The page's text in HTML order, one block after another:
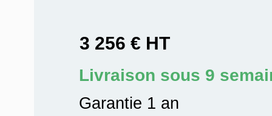
3 256 € HT
Livraison sous 9
Garantie 1 an